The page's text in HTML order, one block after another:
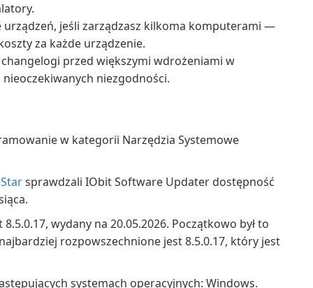
jeśli zarządzasz kilkoma komputerami —
za każde urządzenie.
przed większymi wdrożeniami w
niezgodności.
w kategorii Narzędzia Systemowe
sprawdzali IObit Software Updater dostępność
wydany na 20.05.2026. Początkowo był to
rozpowszechnione jest 8.5.0.17, który jest
systemach operacyjnych: Windows.